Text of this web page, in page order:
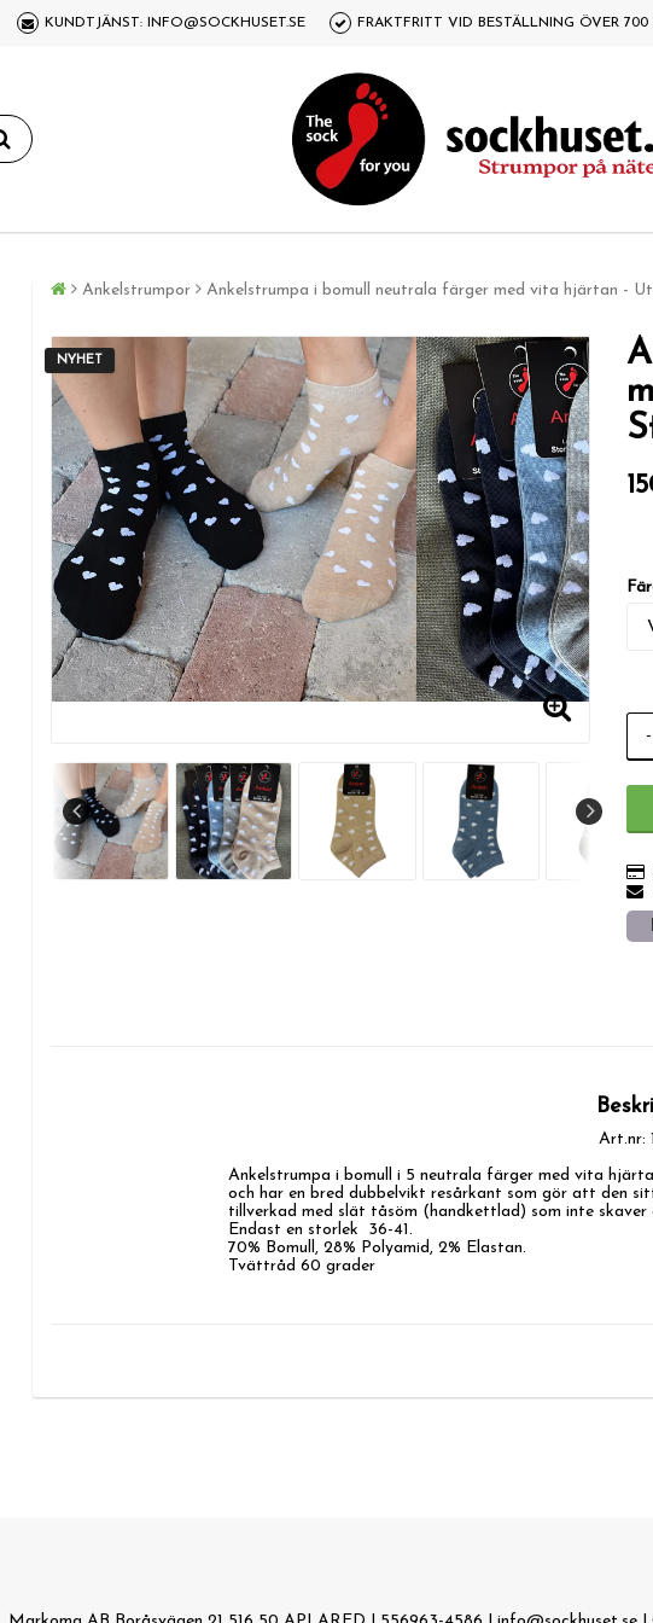
KUNDTJÄNST: INFO@SOCKHUSET.SE FRAKTFRITT VID BESTÄLLNING ÖVER 700
Ankelstrumpor Ankelstrumpa i bomull neutrala färger med vita hjärtan -
NYHET
-
Art.nr:
Ankelstrumpa i bomull i 5 neutrala färger med vita
och har en bred dubbelvikt resårkant som gör att den
tillverkad med slät tåsöm (handkettlad) som inte skaver
Endast en storlek  36-41.
70% Bomull, 28% Polyamid, 2% Elastan.
Tvättråd 60 grader